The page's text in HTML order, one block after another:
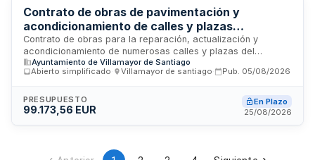
Contrato de obras de pavimentación y
acondicionamiento de calles y plazas
municipales
Contrato de obras para la reparación, actualización y
acondicionamiento de numerosas calles y plazas del
municipio que han sido desmejoradas por el paso del tiempo,
fenómenos meteorológicos y tráfico rodado. Se trata de una
terminación. El contrato tiene carácter administrativo
conforme a la Ley de Contratos del Sector Público y se
Ayuntamiento de Villamayor de Santiago
Abierto simplificado
Villamayor de santiago Pub. 05/08/2026
PRESUPUESTO
99.173,56 EUR
En Plazo
25/08/2026